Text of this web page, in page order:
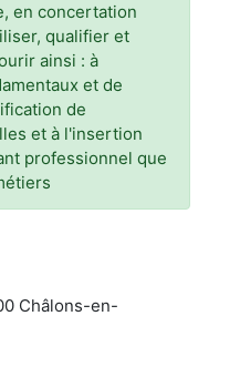
en concertation
qualifier et
ainsi : à
et de
de
et à l'insertion
professionnel que
Châlons-en-